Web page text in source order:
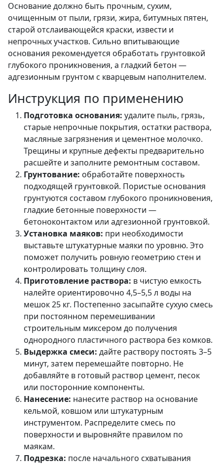
Основание должно быть прочным, сухим,
очищенным от пыли, грязи, жира, битумных пятен,
старой отслаивающейся краски, извести и
непрочных участков. Сильно впитывающие
основания рекомендуется обработать грунтовкой
глубокого проникновения, а гладкий бетон —
адгезионным грунтом с кварцевым наполнителем.
Инструкция по применению
Подготовка основания: удалите пыль, грязь,
старые непрочные покрытия, остатки раствора,
масляные загрязнения и цементное молочко.
Трещины и крупные дефекты предварительно
расшейте и заполните ремонтным составом.
Грунтование: обработайте поверхность
подходящей грунтовкой. Пористые основания
грунтуются составом глубокого проникновения,
гладкие бетонные поверхности —
бетоноконтактом или адгезионной грунтовкой.
Установка маяков: при необходимости
выставьте штукатурные маяки по уровню. Это
поможет получить ровную геометрию стен и
контролировать толщину слоя.
Приготовление раствора: в чистую емкость
налейте ориентировочно 4,5–5,5 л воды на
мешок 25 кг. Постепенно засыпайте сухую смесь
при постоянном перемешивании
строительным миксером до получения
однородного пластичного раствора без комков.
Выдержка смеси: дайте раствору постоять 3–5
минут, затем перемешайте повторно. Не
добавляйте в готовый раствор цемент, песок
или посторонние компоненты.
Нанесение: нанесите раствор на основание
кельмой, ковшом или штукатурным
инструментом. Распределите смесь по
поверхности и выровняйте правилом по
маякам.
Подрезка: после начального схватывания